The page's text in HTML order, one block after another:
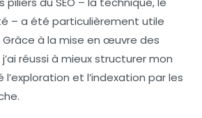
– a été particulièrement utile
à la mise en œuvre des
réussi à mieux structurer mon
et l’indexation par les